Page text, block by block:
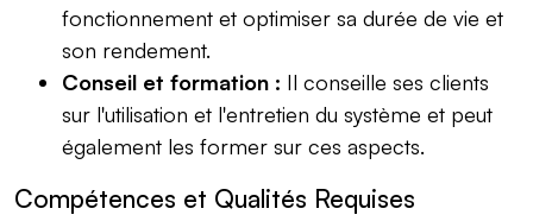
fonctionnement et optimiser sa durée de vie et
son rendement.
Conseil et formation : Il conseille ses clients
sur l'utilisation et l'entretien du système et peut
également les former sur ces aspects.
Compétences et Qualités Requises